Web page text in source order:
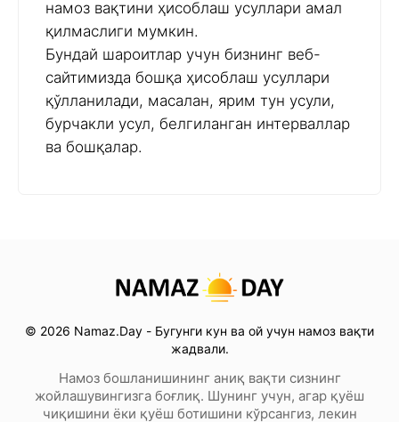
намоз вақтини ҳисоблаш усуллари амал
қилмаслиги мумкин.
Бундай шароитлар учун бизнинг веб-
сайтимизда бошқа ҳисоблаш усуллари
қўлланилади, масалан, ярим тун усули,
бурчакли усул, белгиланган интерваллар
ва бошқалар.
© 2026 Namaz.Day - Бугунги кун ва ой учун намоз вақти
жадвали.
Намоз бошланишининг аниқ вақти сизнинг
жойлашувингизга боғлиқ. Шунинг учун, агар қуёш
чиқишини ёки қуёш ботишини кўрсангиз, лекин